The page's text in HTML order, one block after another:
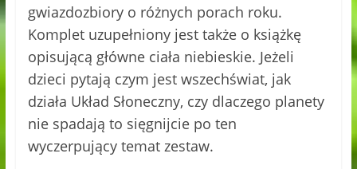
gwiazdozbiory o różnych porach roku.
Komplet uzupełniony jest także o książkę
opisującą główne ciała niebieskie. Jeżeli
dzieci pytają czym jest wszechświat, jak
działa Układ Słoneczny, czy dlaczego planety
nie spadają to sięgnijcie po ten
wyczerpujący temat zestaw.